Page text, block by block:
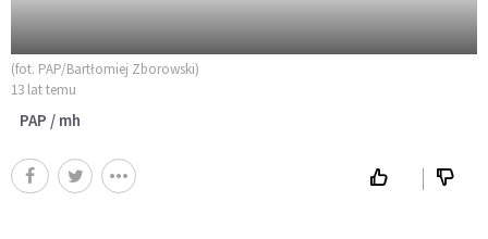
(fot. PAP/Bartłomiej Zborowski)
13 lat temu
PAP / mh